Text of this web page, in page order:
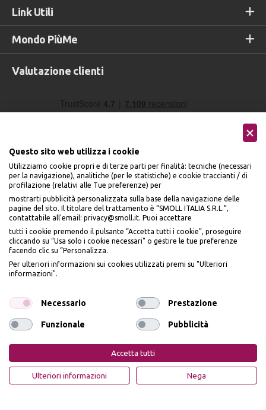
Link Utili
Mondo PiùMe
Valutazione clienti
Accettiamo
Seguici sui social
PiùMe è un marchio di PiùMe s.r.l. con sede legale in via
Aurelio Lampredi, n. 81 - 57121 Livorno (LI) - P.IVA
Privacy Policy Cookie Policy
Questo sito web utilizza i cookie
Utilizziamo cookie propri e di terze parti per finalità: tecniche (necessari
per la navigazione), analitiche (per le statistiche) e cookie traccianti / di
profilazione (relativi alle Tue preferenze) per
mostrarti pubblicità personalizzata sulla base della navigazione delle
pagine del sito. Il titolare del trattamento è “SMOLL ITALIA S.R.L.”,
contattabile all'email: privacy@smoll.it. Puoi accettare
tutti i cookie premendo il pulsante “Accetta tutti i cookie”, proseguire
cliccando su “Usa solo i cookie necessari" o gestire le tue preferenze
facendo clic su “Personalizza.
Per ulteriori informazioni sui cookies utilizzati premi su "Ulteriori
informazioni".
Necessario Prestazione
Funzionale Pubblicità
Accetta tutti
Ulteriori informazioni Nega
BENVENUTO DA
PIÙME
IL10% DI SCONTO
dell’art. 13 del Reg UE 2016/679 e presto il mio consenso a ricevere email
promozionali. In qualsiasi momento è possibile revocare il consenso
OTTIENI IL 10% DI SCONTO